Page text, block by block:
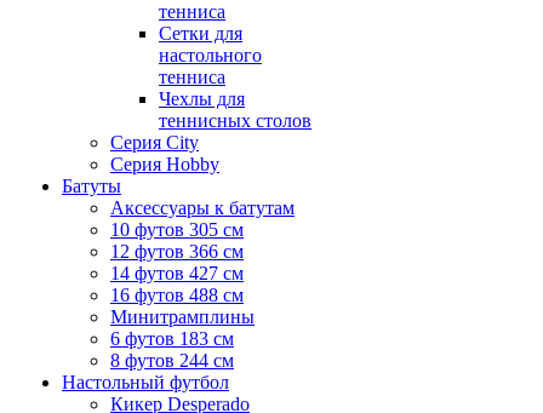
тенниса
Сетки для
настольного
тенниса
Чехлы для
теннисных столов
Серия City
Серия Hobby
Батуты
Аксессуары к батутам
10 футов 305 см
12 футов 366 см
14 футов 427 см
16 футов 488 см
Минитрамплины
6 футов 183 см
8 футов 244 см
Настольный футбол
Кикер Desperado